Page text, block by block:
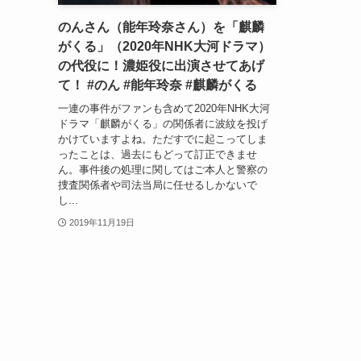
のんさん（能年玲奈さん）を「麒麟
がくる」（2020年NHK大河ドラマ）
の代役に！濃姫役に出演させてあげ
て！ #のん #能年玲奈 #麒麟がくる
一連の事件がファンも含めて2020年NHK大河
ドラマ「麒麟がくる」の関係者に波紋を投げ
かけていますよね。ただすでに起こってしま
ったことは、過去にもどって訂正できませ
ん。事件後の処理に関してはご本人と警察の
捜査関係者や司法当局に任せるしかないで
し...
2019年11月19日